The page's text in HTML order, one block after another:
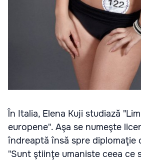
În Italia, Elena Kuji studiază
europene". Aşa se numeşte
îndreaptă însă spre diplomaţie
"Sunt ştiinţe umaniste ceea ce